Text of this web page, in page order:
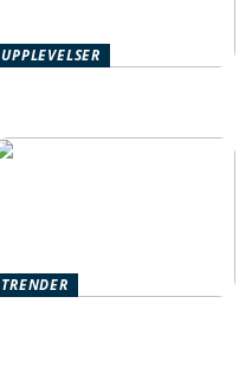
UPPLEVELSER
TRENDER